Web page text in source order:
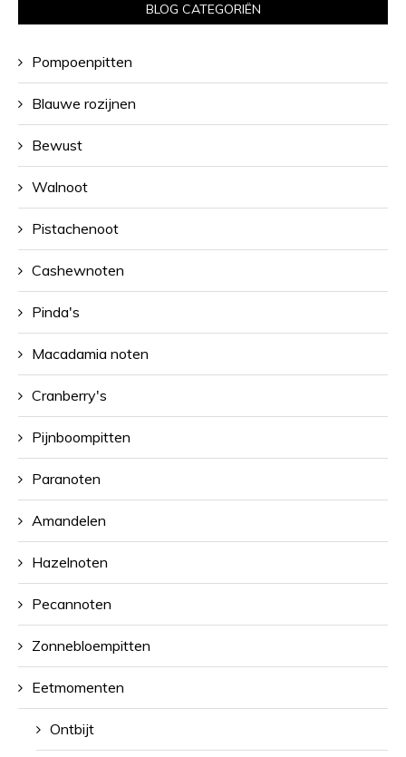
BLOG CATEGORIËN
Pompoenpitten
Blauwe rozijnen
Bewust
Walnoot
Pistachenoot
Cashewnoten
Pinda's
Macadamia noten
Cranberry's
Pijnboompitten
Paranoten
Amandelen
Hazelnoten
Pecannoten
Zonnebloempitten
Eetmomenten
Ontbijt